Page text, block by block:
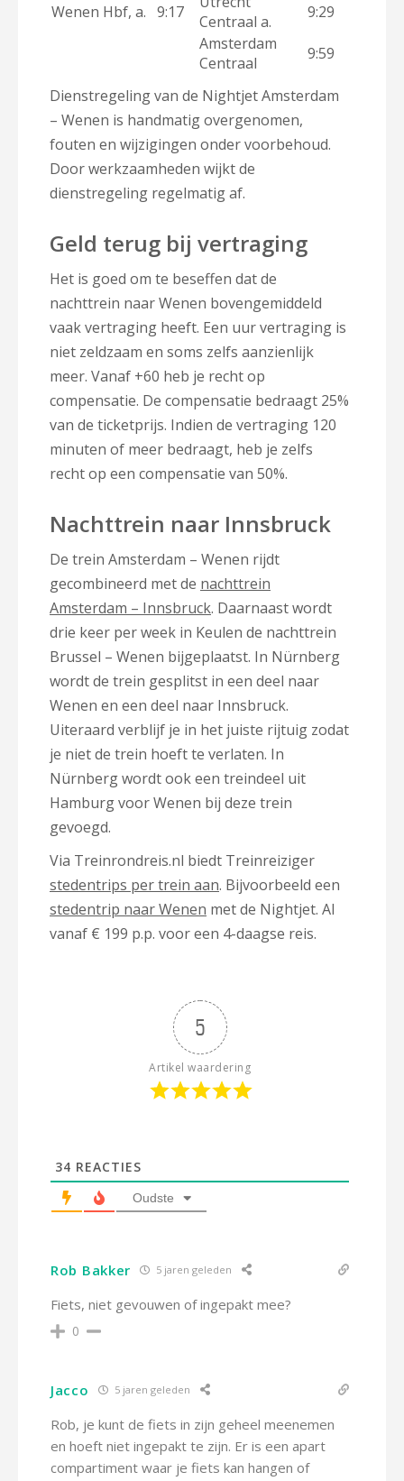
Wenen Hbf, a. 9:17
Centraal a.
9:29
Amsterdam
Centraal
9:59
Dienstregeling van de Nightjet Amsterdam
– Wenen is handmatig overgenomen,
fouten en wijzigingen onder voorbehoud.
Door werkzaamheden wijkt de
dienstregeling regelmatig af.
Geld terug bij vertraging
Het is goed om te beseffen dat de
nachttrein naar Wenen bovengemiddeld
vaak vertraging heeft. Een uur vertraging is
niet zeldzaam en soms zelfs aanzienlijk
meer. Vanaf +60 heb je recht op
compensatie. De compensatie bedraagt 25%
van de ticketprijs. Indien de vertraging 120
minuten of meer bedraagt, heb je zelfs
recht op een compensatie van 50%.
Nachttrein naar Innsbruck
De trein Amsterdam – Wenen rijdt
gecombineerd met de nachttrein
Amsterdam – Innsbruck. Daarnaast wordt
drie keer per week in Keulen de nachttrein
Brussel – Wenen bijgeplaatst. In Nürnberg
wordt de trein gesplitst in een deel naar
Wenen en een deel naar Innsbruck.
Uiteraard verblijf je in het juiste rijtuig zodat
je niet de trein hoeft te verlaten. In
Nürnberg wordt ook een treindeel uit
Hamburg voor Wenen bij deze trein
gevoegd.
Via Treinrondreis.nl biedt Treinreiziger
stedentrips per trein aan. Bijvoorbeeld een
stedentrip naar Wenen met de Nightjet. Al
vanaf € 199 p.p. voor een 4-daagse reis.
5
Artikel waardering
34 REACTIES
Oudste
Rob Bakker 5 jaren geleden
Fiets, niet gevouwen of ingepakt mee?
0
Jacco 5 jaren geleden
Rob, je kunt de fiets in zijn geheel meenemen
en hoeft niet ingepakt te zijn. Er is een apart
compartiment waar je fiets kan hangen of